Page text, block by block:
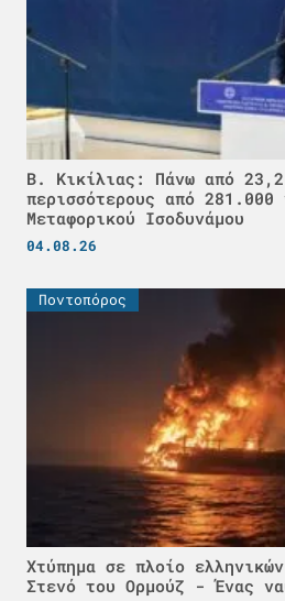
Β. Κικίλιας: Πάνω από
περισσότερους από 281.000
Μεταφορικού Ισοδυνάμου
04.08.26
Ποντοπόρος
Χτύπημα σε πλοίο
Στενό του Ορμούζ - Ένας